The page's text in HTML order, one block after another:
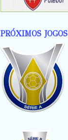
PRÓXIMOS JOGOS